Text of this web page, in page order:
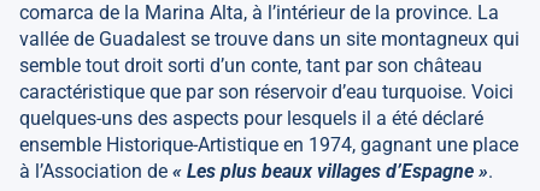
comarca de la Marina Alta, à l’intérieur de la province. La
vallée de Guadalest se trouve dans un site montagneux qui
semble tout droit sorti d’un conte, tant par son château
caractéristique que par son réservoir d’eau turquoise. Voici
quelques-uns des aspects pour lesquels il a été déclaré
ensemble Historique-Artistique en 1974, gagnant une place
à l’Association de « Les plus beaux villages d’Espagne ».